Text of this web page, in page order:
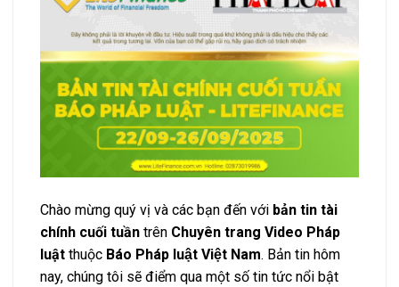
Chào mừng quý vị và các bạn đến với bản tin tài
chính cuối tuần trên Chuyên trang Video Pháp
luật thuộc Báo Pháp luật Việt Nam. Bản tin hôm
nay, chúng tôi sẽ điểm qua một số tin tức nổi bật